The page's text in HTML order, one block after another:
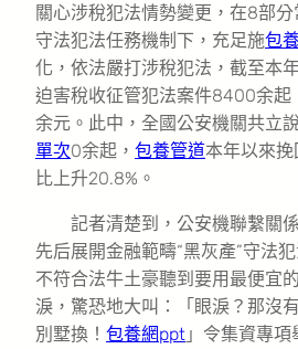
關心涉稅犯法情勢變更，在8部
守法犯法任務機制下，充足施包
化，依法嚴打涉稅犯法，截至本
迫害稅收征管犯法案件8400余起
余元。此中，全國公安機關共立
單次0余起， 包養管道本年以來
比上升20.8%。
記者清楚到，公安機聯繫關
先后展開金融範疇“黑灰產”守法
不符合法牛土豪聽到要用最便宜
淚，驚恐地大叫：「眼淚？那沒
別墅換！ 包養網ppt 」令集資專